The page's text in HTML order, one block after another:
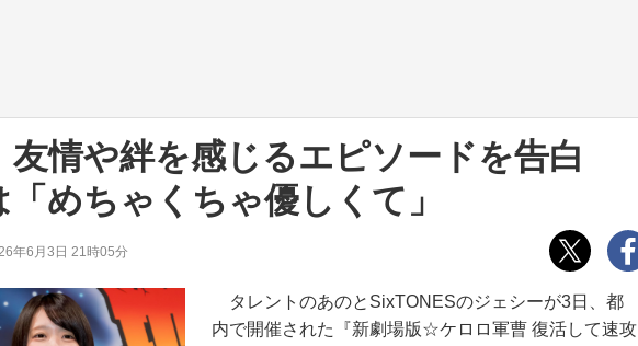
友情や絆を感じるエピソードを告白
「めちゃくちゃ優しくて」
年6月3日 21時05分
タレントのあのとSixTONESのジェシーが3日、都
内で開催された『新劇場版☆ケロロ軍曹 復活して速攻